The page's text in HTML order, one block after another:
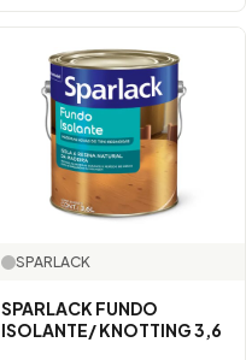
SPARLACK
SPARLACK FUNDO
ISOLANTE/ KNOTTING 3,6